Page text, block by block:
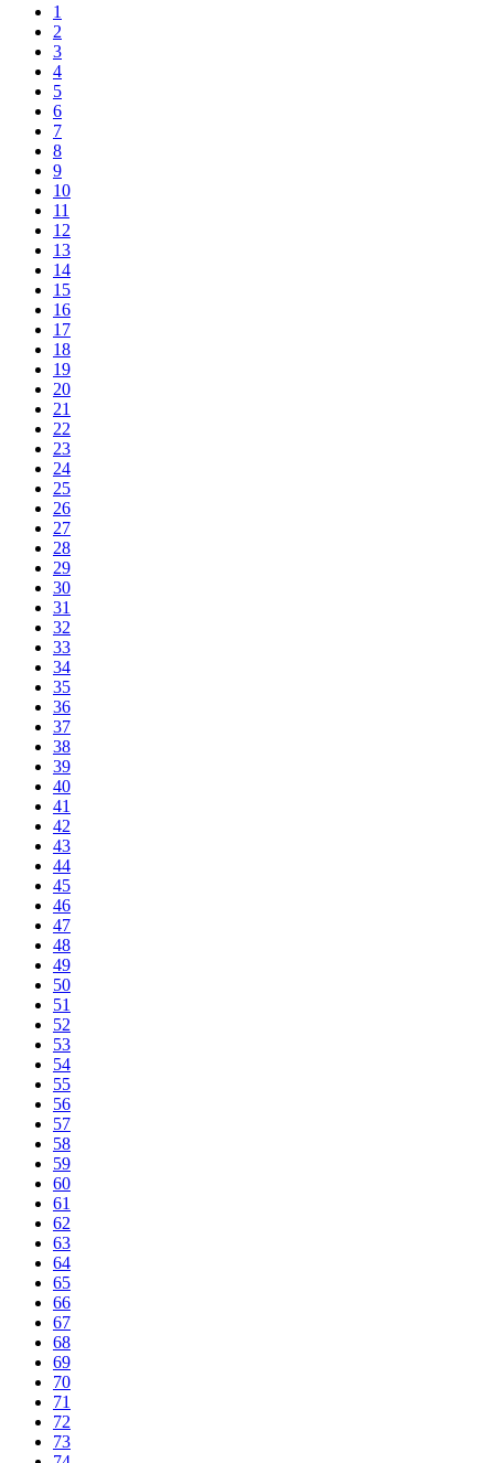
1
2
3
4
5
6
7
8
9
10
11
12
13
14
15
16
17
18
19
20
21
22
23
24
25
26
27
28
29
30
31
32
33
34
35
36
37
38
39
40
41
42
43
44
45
46
47
48
49
50
51
52
53
54
55
56
57
58
59
60
61
62
63
64
65
66
67
68
69
70
71
72
73